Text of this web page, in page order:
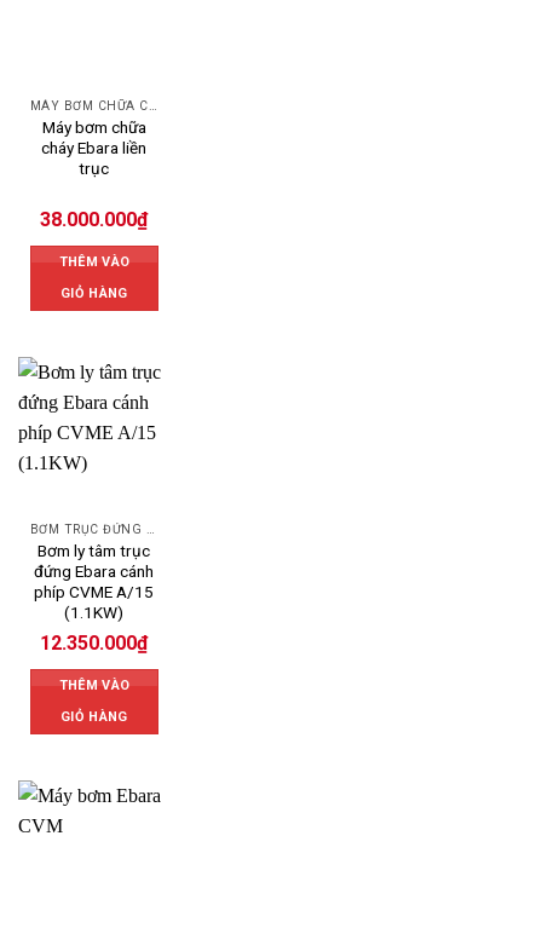
Máy bơm chữa
cháy Ebara liền
trục
38.000.000₫
THÊM VÀO
GIỎ HÀNG
Bơm ly tâm trục
đứng Ebara cánh
phíp CVME A/15
(1.1KW)
12.350.000₫
THÊM VÀO
GIỎ HÀNG